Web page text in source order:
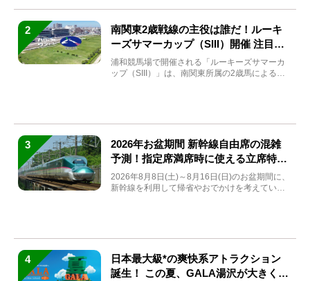
2
南関東2歳戦線の主役は誰だ！ルーキ
ーズサマーカップ（SIII）開催 注目馬
と見どころをチェック
浦和競馬場で開催される「ルーキーズサマーカ
ップ（SIII）」は、南関東所属の2歳馬による注
3
2026年お盆期間 新幹線自由席の混雑
予測！指定席満席時に使える立席特急
券も解説
2026年8月8日(土)～8月16日(日)のお盆期間に、
新幹線を利用して帰省やおでかけを考えている
4
日本最大級*の爽快系アトラクション
誕生！ この夏、GALA湯沢が大きく生